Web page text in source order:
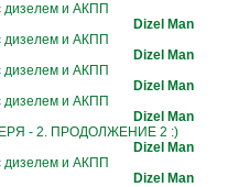
дизелем и АКПП
Dizel Man
дизелем и АКПП
Dizel Man
дизелем и АКПП
Dizel Man
дизелем и АКПП
Dizel Man
- 2. ПРОДОЛЖЕНИЕ 2 :)
Dizel Man
дизелем и АКПП
Dizel Man